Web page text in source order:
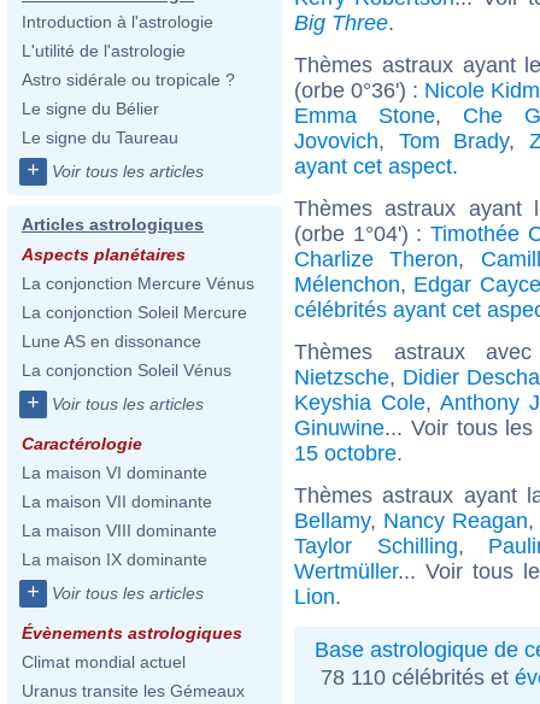
Introduction à l'astrologie
L'utilité de l'astrologie
Astro sidérale ou tropicale ?
Le signe du Bélier
Le signe du Taureau
+ Voir tous les articles
Articles astrologiques
Aspects planétaires
La conjonction Mercure Vénus
La conjonction Soleil Mercure
Lune AS en dissonance
La conjonction Soleil Vénus
+ Voir tous les articles
Caractérologie
La maison VI dominante
La maison VII dominante
La maison VIII dominante
La maison IX dominante
+ Voir tous les articles
Évènements astrologiques
Climat mondial actuel
Uranus transite les Gémeaux
Big Three.
Thèmes astraux ayant
(orbe 0°36') : Nicole
Emma Stone, Che
Jovovich, Tom Brady,
ayant cet aspect.
Thèmes astraux ayant
(orbe 1°04') : Timothée
Charlize Theron,
Mélenchon, Edgar Cayce
célébrités ayant cet
Thèmes astraux
Nietzsche, Didier
Keyshia Cole, Anthony
Ginuwine... Voir tous
15 octobre.
Thèmes astraux ayant
Bellamy, Nancy Reagan,
Taylor Schilling,
Wertmüller... Voir tous
Lion.
Base astrologique de
78 110 célébrités et